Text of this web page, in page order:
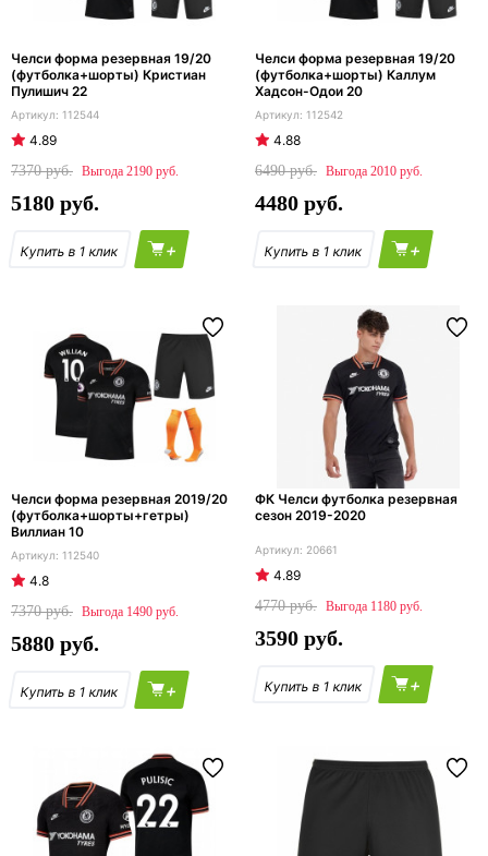
Челси форма резервная 19/20
(футболка+шорты) Кристиан
Пулишич 22
112544
4.89
7370
2190
5180
+
Челси форма резервная 19/20
(футболка+шорты) Каллум
Хадсон-Одои 20
112542
4.88
6490
2010
4480
+
Челси форма резервная 2019/20
(футболка+шорты+гетры)
Виллиан 10
112540
4.8
7370
1490
5880
+
ФК Челси футболка резервная
сезон 2019-2020
20661
4.89
4770
1180
3590
+